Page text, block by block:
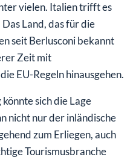
vielen. Italien trifft es
Land, das für die
seit Berlusconi bekannt
Zeit mit
EU-Regeln hinausgehen.
sich die Lage
nicht nur der inländische
zum Erliegen, auch
Tourismusbranche